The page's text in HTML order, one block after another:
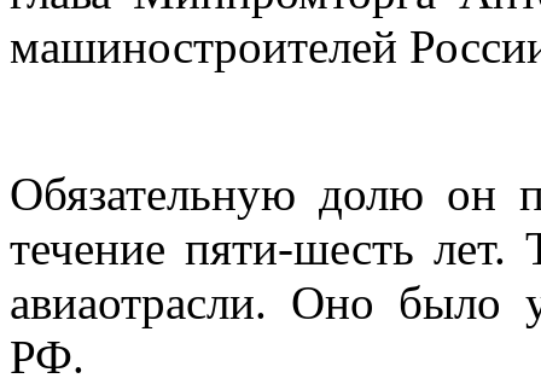
машиностроителей
Обязательную долю он
течение пяти-шесть лет.
авиаотрасли. Оно было
РФ.